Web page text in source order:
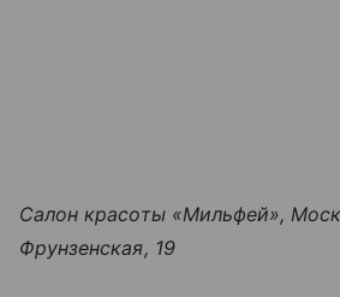
Салон красоты «Мильфей»,
Фрунзенская, 19